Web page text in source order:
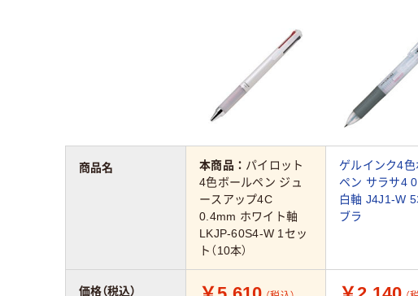
商品名 本商品： パイロット
4色ボールペン ジュ
ースアップ4C
0.4mm ホワイト軸
LKJP-60S4-W 1セッ
ト（10本）
ゲルインク4
ペン サラサ4
白軸 J4J1-W
ブラ
価格（税込）